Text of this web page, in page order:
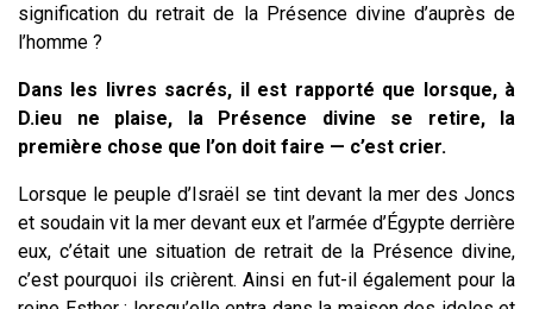
signification du retrait de la Présence divine d’auprès de
l’homme ?
Dans les livres sacrés, il est rapporté que lorsque, à
D.ieu ne plaise, la Présence divine se retire, la
première chose que l’on doit faire — c’est crier.
Lorsque le peuple d’Israël se tint devant la mer des Joncs
et soudain vit la mer devant eux et l’armée d’Égypte derrière
eux, c’était une situation de retrait de la Présence divine,
c’est pourquoi ils crièrent. Ainsi en fut-il également pour la